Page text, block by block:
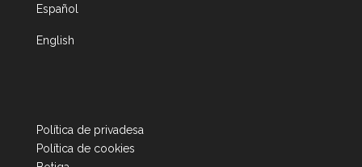
Español
English
Política de privadesa
Política de cookies